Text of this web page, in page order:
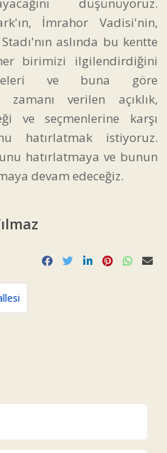
İmrahor Vadisi'nin,
aslında bu kentte
birimizi ilgilendirdiğini
ve buna göre
zamanı verilen açıklık,
ve seçmenlerine karşı
hatırlatmak istiyoruz.
hatırlatmaya ve bunun
devam edeceğiz.